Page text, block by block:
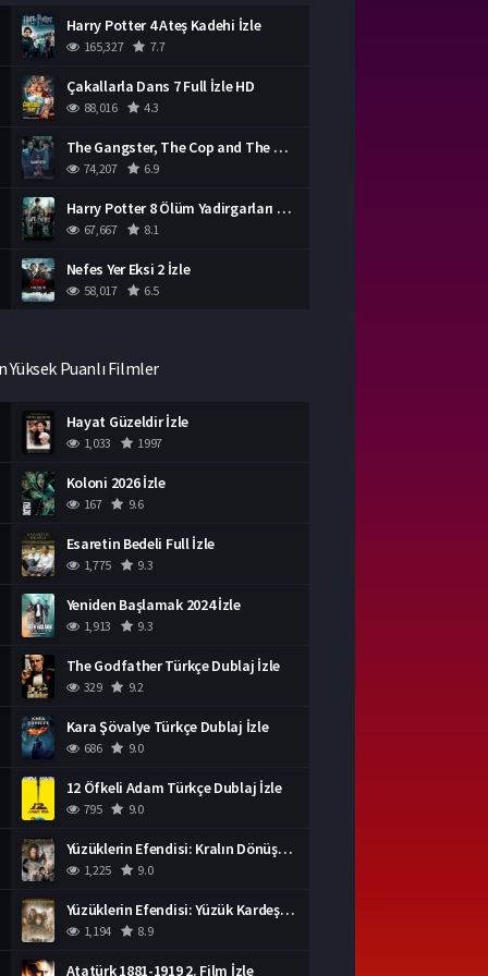
Harry Potter 4 Ateş Kadehi İzle
165,327 7.7
Çakallarla Dans 7 Full İzle HD
88,016 4.3
The Gangster, The Cop and The Devil Türkçe Dublaj İzle
74,207 6.9
Harry Potter 8 Ölüm Yadirgarları Bölüm 2 İzle
67,667 8.1
Nefes Yer Eksi 2 İzle
58,017 6.5
Yüksek Puanlı Filmler
Hayat Güzeldir İzle
1,033 1997
Koloni 2026 İzle
167 9.6
Esaretin Bedeli Full İzle
1,775 9.3
Yeniden Başlamak 2024 İzle
1,913 9.3
The Godfather Türkçe Dublaj İzle
329 9.2
Kara Şövalye Türkçe Dublaj İzle
686 9.0
12 Öfkeli Adam Türkçe Dublaj İzle
795 9.0
Yüzüklerin Efendisi: Kralın Dönüşü İzle
1,225 9.0
Yüzüklerin Efendisi: Yüzük Kardeşliği Türkçe Dublaj İzle
1,194 8.9
Atatürk 1881-1919 2. Film İzle